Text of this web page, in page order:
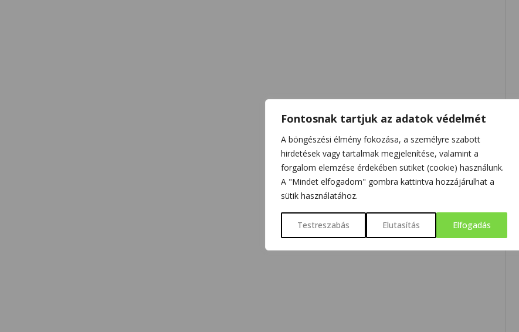
Fontosnak tartjuk az adatok védelmét
A böngészési élmény fokozása, a személyre szabott
hirdetések vagy tartalmak megjelenítése, valamint a
forgalom elemzése érdekében sütiket (cookie) használunk.
A "Mindet elfogadom" gombra kattintva hozzájárulhat a
sütik használatához.
Testreszabás Elutasítás Elfogadás